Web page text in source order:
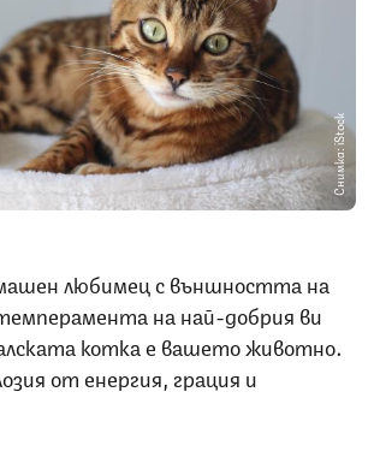
Снимка: iStock
любимец с външността на
на най-добрия ви
котка е вашето животно.
от енергия, грация и